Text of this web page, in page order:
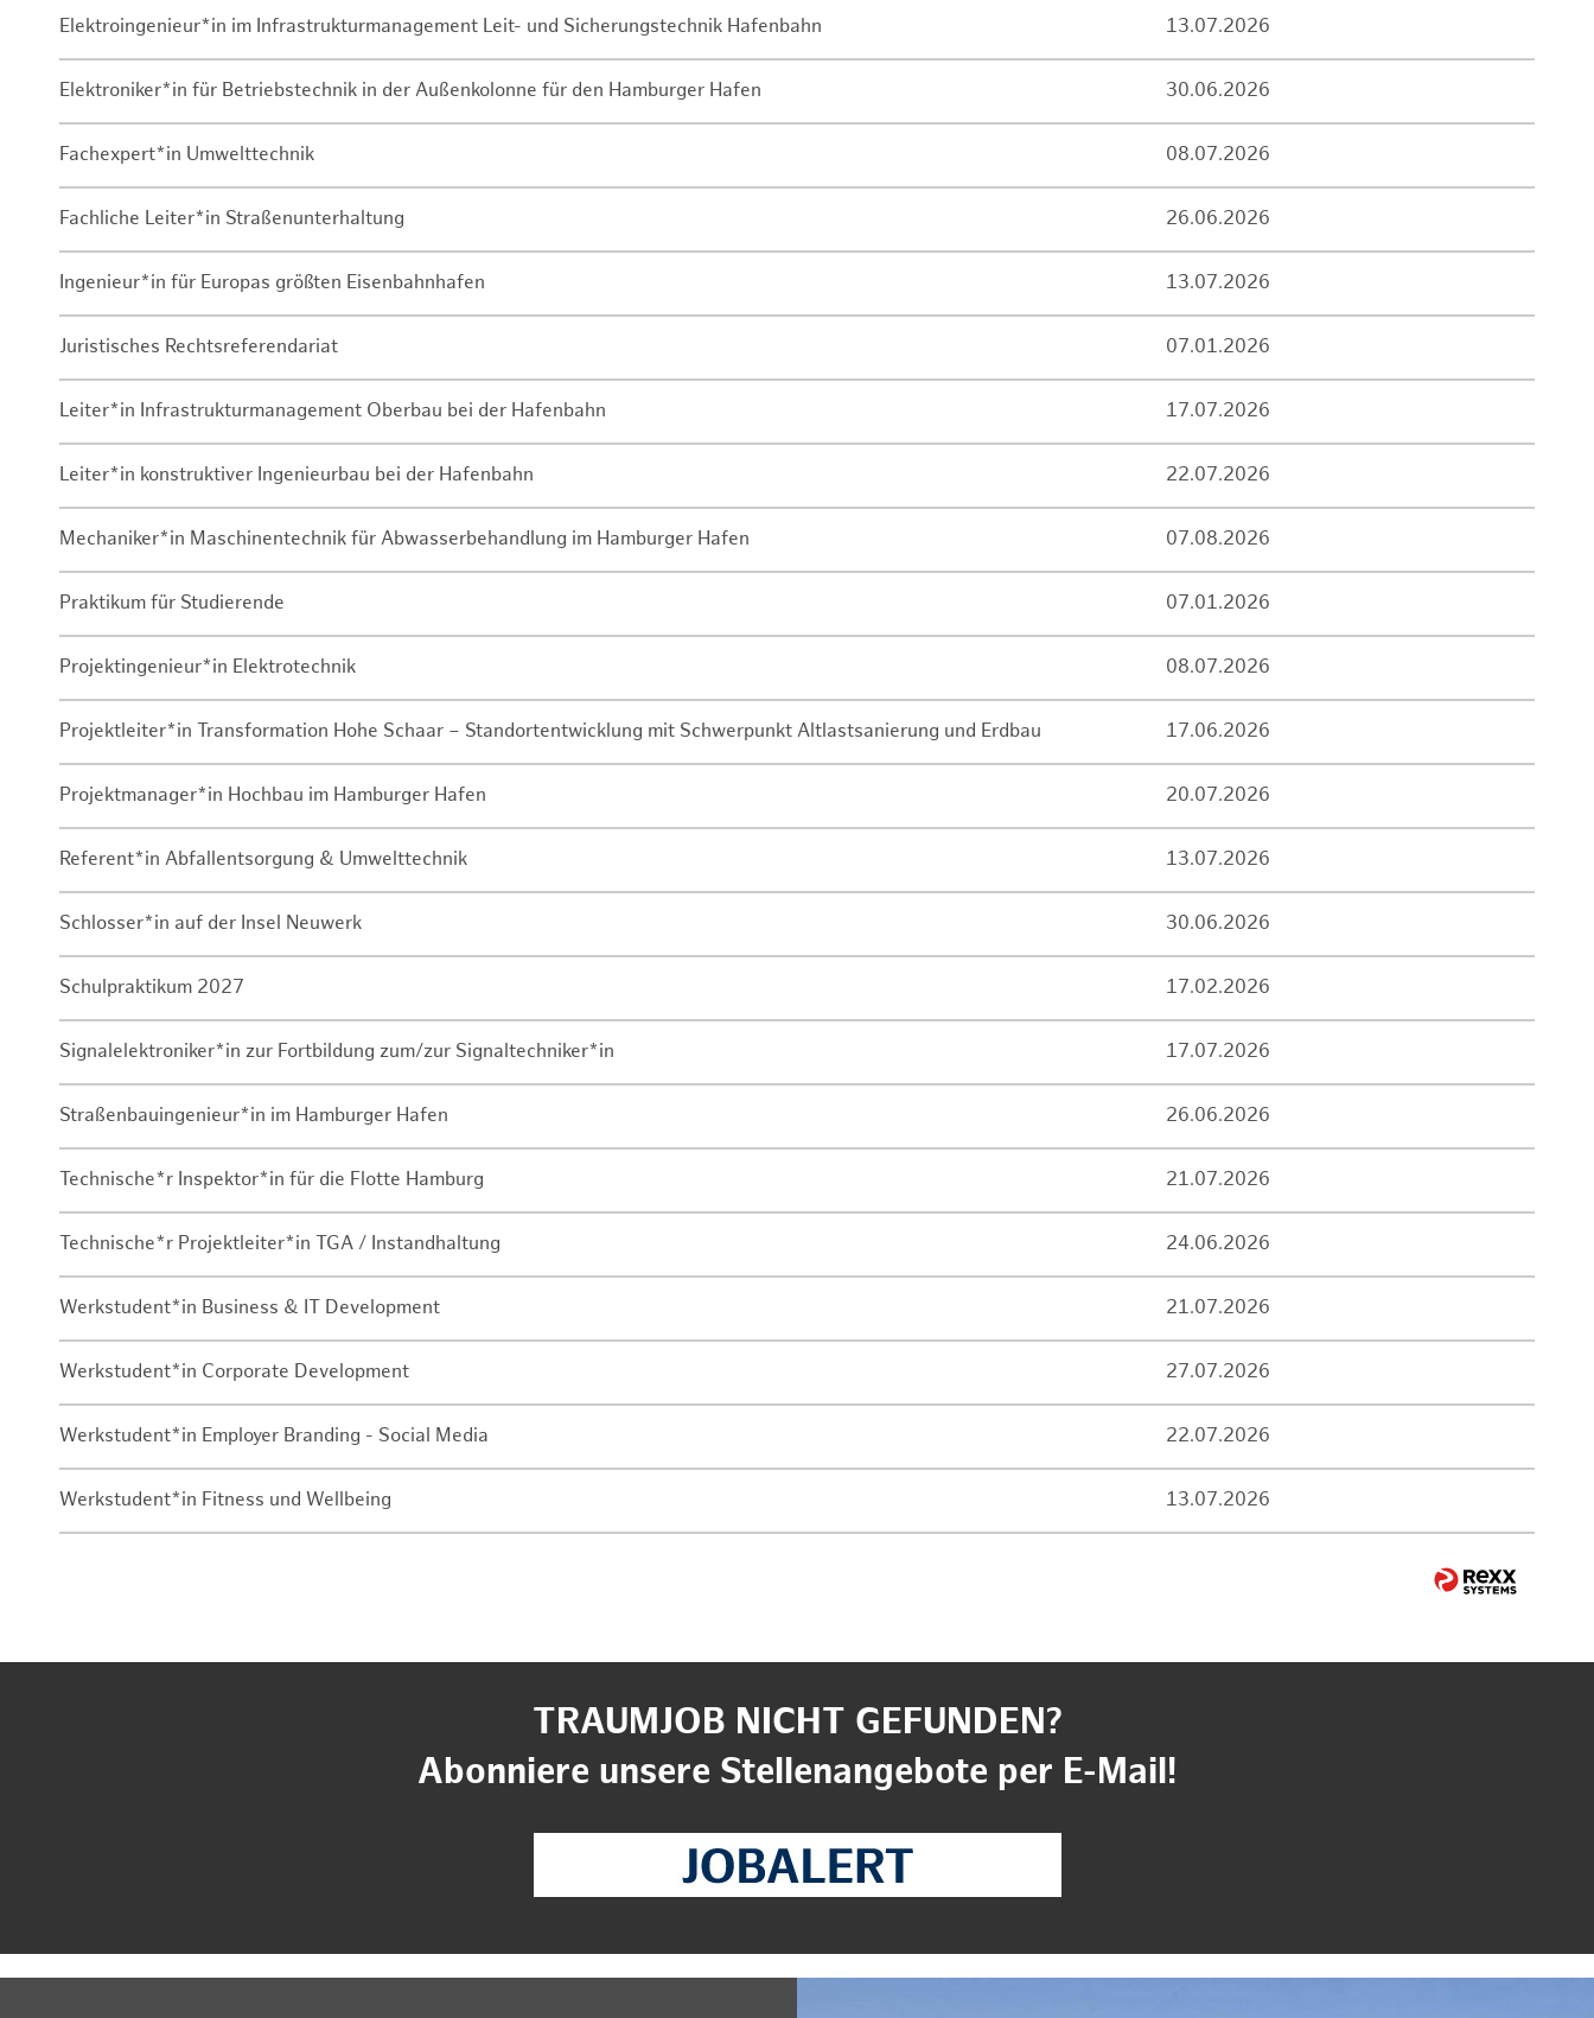
Elektroingenieur*in im Infrastrukturmanagement Leit- und Sicherungstechnik Hafenbahn 13.07.2026
Elektroniker*in für Betriebstechnik in der Außenkolonne für den Hamburger Hafen 30.06.2026
Fachexpert*in Umwelttechnik 08.07.2026
Fachliche Leiter*in Straßenunterhaltung 26.06.2026
Ingenieur*in für Europas größten Eisenbahnhafen 13.07.2026
Juristisches Rechtsreferendariat 07.01.2026
Leiter*in Infrastrukturmanagement Oberbau bei der Hafenbahn 17.07.2026
Leiter*in konstruktiver Ingenieurbau bei der Hafenbahn 22.07.2026
Mechaniker*in Maschinentechnik für Abwasserbehandlung im Hamburger Hafen 07.08.2026
Praktikum für Studierende 07.01.2026
Projektingenieur*in Elektrotechnik 08.07.2026
Projektleiter*in Transformation Hohe Schaar – Standortentwicklung mit Schwerpunkt Altlastsanierung und Erdbau 17.06.2026
Projektmanager*in Hochbau im Hamburger Hafen 20.07.2026
Referent*in Abfallentsorgung & Umwelttechnik 13.07.2026
Schlosser*in auf der Insel Neuwerk 30.06.2026
Schulpraktikum 2027 17.02.2026
Signalelektroniker*in zur Fortbildung zum/zur Signaltechniker*in 17.07.2026
Straßenbauingenieur*in im Hamburger Hafen 26.06.2026
Technische*r Inspektor*in für die Flotte Hamburg 21.07.2026
Technische*r Projektleiter*in TGA / Instandhaltung 24.06.2026
Werkstudent*in Business & IT Development 21.07.2026
Werkstudent*in Corporate Development 27.07.2026
Werkstudent*in Employer Branding - Social Media 22.07.2026
Werkstudent*in Fitness und Wellbeing 13.07.2026
TRAUMJOB NICHT GEFUNDEN?
Abonniere unsere Stellenangebote per E-Mail!